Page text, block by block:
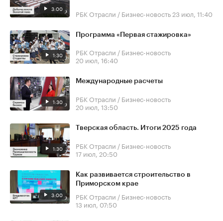
3:00 РБК Отрасли / Бизнес-новость 23 июл, 11:40
1:30
Программа «Первая стажировка»
РБК Отрасли / Бизнес-новость
20 июл, 16:40
1:30
Международные расчеты
РБК Отрасли / Бизнес-новость
20 июл, 13:50
1:30
Тверская область. Итоги 2025 года
РБК Отрасли / Бизнес-новость
17 июл, 20:50
3:00
Как развивается строительство в
Приморском крае
РБК Отрасли / Бизнес-новость
13 июл, 07:50